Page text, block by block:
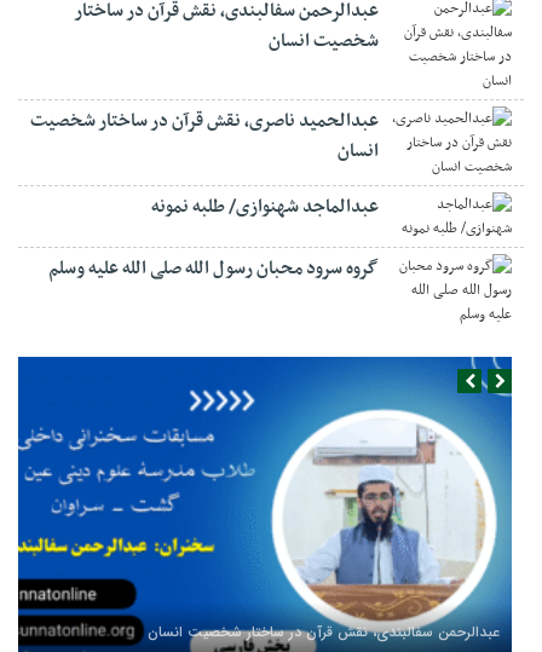
عبدالرحمن سفالبندی، نقش قرآن در ساختار
شخصیت انسان
عبدالحمید ناصری، نقش قرآن در ساختار شخصیت
انسان
عبدالماجد شهنوازی/ طلبه نمونه
گروه سرود محبان رسول الله صلی الله علیه وسلم
عبدالرحمن سفالبندی، نقش قرآن در ساختار شخصیت انسان